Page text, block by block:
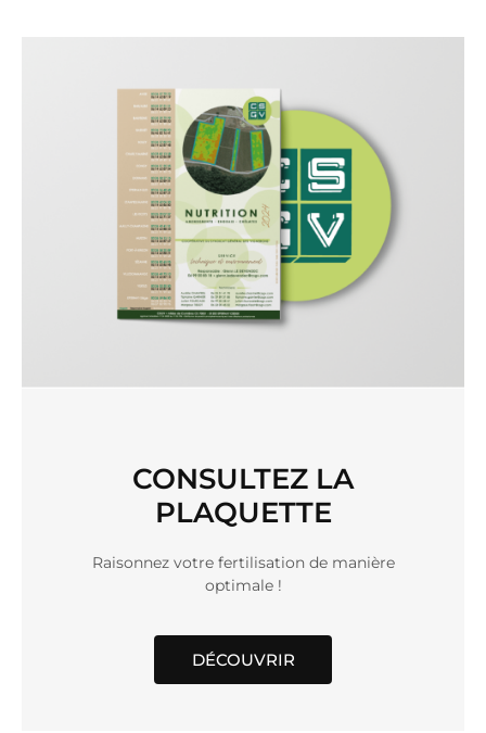
CONSULTEZ LA
PLAQUETTE
Raisonnez votre fertilisation de manière
optimale !
DÉCOUVRIR